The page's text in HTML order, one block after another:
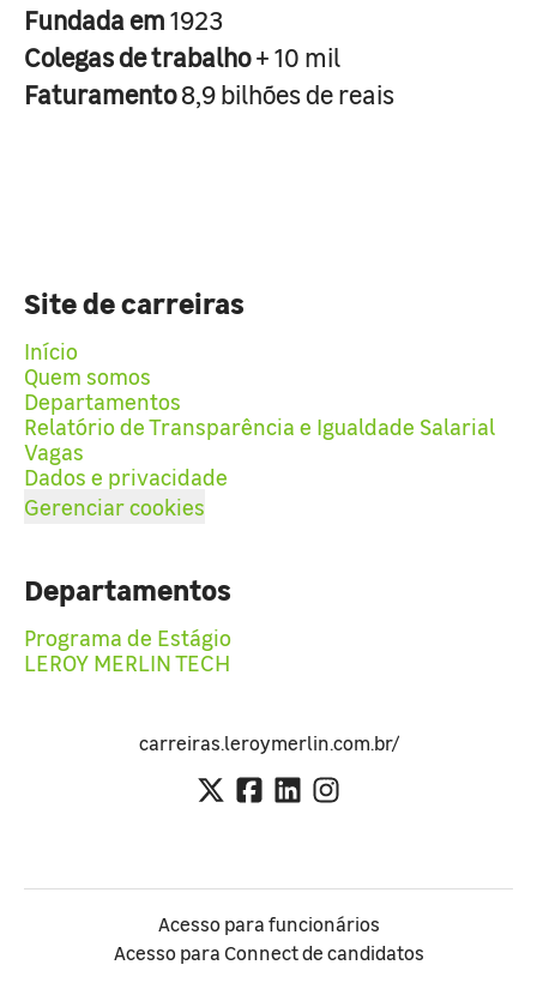
Fundada em1923
Colegas de trabalho+ 10 mil
Faturamento8,9 bilhões de reais
Site de carreiras
Início
Quem somos
Departamentos
Relatório de Transparência e Igualdade Salarial
Vagas
Dados e privacidade
Gerenciar cookies
Departamentos
Programa de Estágio
LEROY MERLIN TECH
carreiras.leroymerlin.com.br/
Acesso para funcionários
Acesso para Connect de candidatos